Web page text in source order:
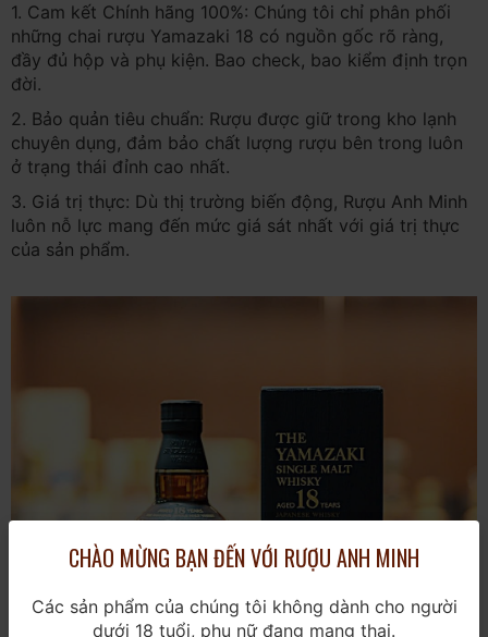
1. Cam kết Chính hãng 100%: Chúng tôi chỉ phân phối
những chai rượu Yamazaki 18 có nguồn gốc rõ ràng,
đầy đủ hộp và phụ kiện. Bao check, bao kiểm định trọn
đời.
2. Bảo quản tiêu chuẩn: Rượu được giữ trong kho lạnh
chuyên dụng, đảm bảo chất lượng rượu bên trong luôn
ở trạng thái đỉnh cao nhất.
3. Giá trị thực: Dù thị trường biến động, Rượu Anh Minh
luôn nỗ lực mang đến mức giá sát nhất với giá trị thực
của sản phẩm.
CHÀO MỪNG BẠN ĐẾN VỚI RƯỢU ANH MINH
Các sản phẩm của chúng tôi không dành cho người
dưới 18 tuổi, phụ nữ đang mang thai.